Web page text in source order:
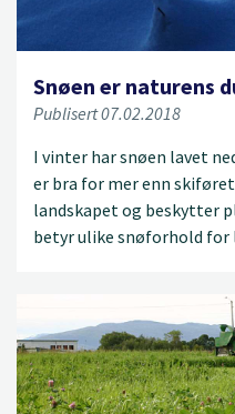
Snøen er naturens
Publisert 07.02.2018
I vinter har snøen lavet
er bra for mer enn
landskapet og beskytter
betyr ulike snøforhold for